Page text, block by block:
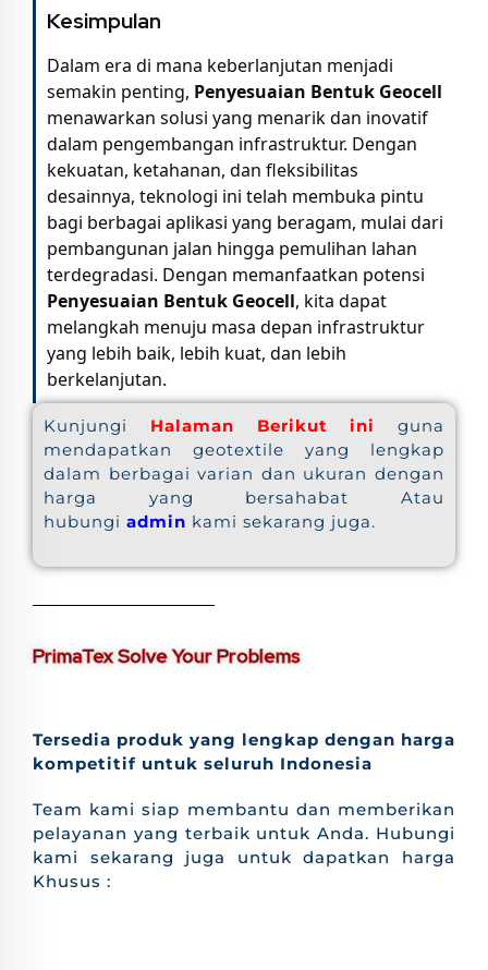
Kesimpulan
Dalam era di mana keberlanjutan menjadi
semakin penting, Penyesuaian Bentuk Geocell
menawarkan solusi yang menarik dan inovatif
dalam pengembangan infrastruktur. Dengan
kekuatan, ketahanan, dan fleksibilitas
desainnya, teknologi ini telah membuka pintu
bagi berbagai aplikasi yang beragam, mulai dari
pembangunan jalan hingga pemulihan lahan
terdegradasi. Dengan memanfaatkan potensi
Penyesuaian Bentuk Geocell, kita dapat
melangkah menuju masa depan infrastruktur
yang lebih baik, lebih kuat, dan lebih
berkelanjutan.
Kunjungi Halaman Berikut ini
guna
mendapatkan geotextile yang lengkap
dalam berbagai varian dan ukuran dengan
harga yang bersahabat Atau
hubungi admin kami sekarang juga.
PrimaTex Solve Your Problems
Tersedia produk yang lengkap dengan harga
kompetitif untuk seluruh Indonesia
Team kami siap membantu dan memberikan
pelayanan yang terbaik untuk Anda. Hubungi
kami sekarang juga untuk dapatkan harga
Khusus :